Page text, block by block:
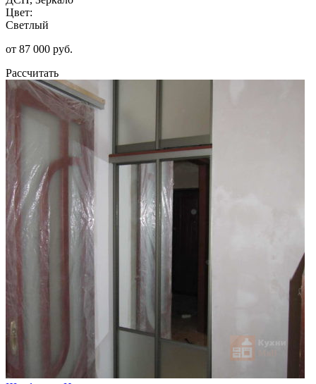
Цвет:
Светлый
от 87 000 руб.
Рассчитать